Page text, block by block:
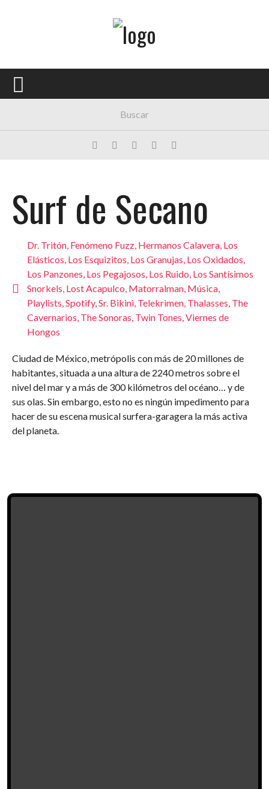
PORTADA
FESTIVALES
HISTORIAS
Surf de Secano
Dr. Tritón, Fenómeno Fuzz, Hermanos Calavera, Los
Elásticos, Los Esquizitos, Los Granujas, Los Oxidados,
Los Panzones, Los Pegajosos, Los Ruido, Los Santísimos
Snorkels, Lost Acapulco, Matorralman, Música,
Playlists,Spotify,Sr. Bikini, Telekrimen, Thalasses, The
Cavernarios, The Sonoras, Twin Tones,Viernes de
Hongos
Ciudad de México, metrópolis con más de 20 millones de
habitantes, situada a una altura de 2240 metros sobre el
nivel del mar y a más de 300 kilómetros del océano… y de
sus olas. Sin embargo, esto no es ningún impedimento para
hacer de su escena musical surfera-garagera la más activa
del planeta.